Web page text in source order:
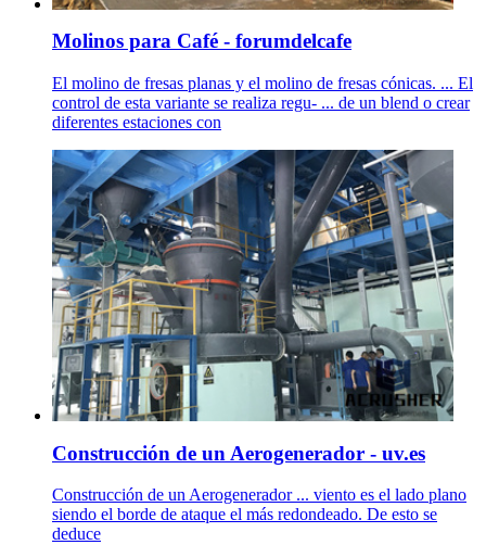
Molinos para Café - forumdelcafe
El molino de fresas planas y el molino de fresas cónicas. ... El
control de esta variante se realiza regu- ... de un blend o crear
diferentes estaciones con
Construcción de un Aerogenerador - uv.es
Construcción de un Aerogenerador ... viento es el lado plano
siendo el borde de ataque el más redondeado. De esto se
deduce